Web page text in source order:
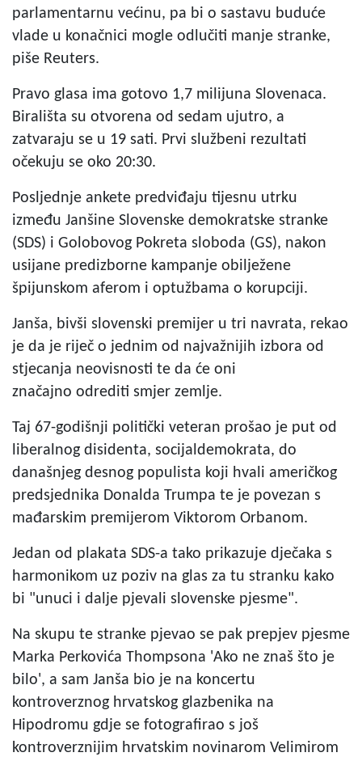
parlamentarnu većinu, pa bi o sastavu buduće
vlade u konačnici mogle odlučiti manje stranke,
piše Reuters.
Pravo glasa ima gotovo 1,7 milijuna Slovenaca.
Birališta su otvorena od sedam ujutro, a
zatvaraju se u 19 sati. Prvi službeni rezultati
očekuju se oko 20:30.
Posljednje ankete predviđaju tijesnu utrku
između Janšine Slovenske demokratske stranke
(SDS) i Golobovog Pokreta sloboda (GS), nakon
usijane predizborne kampanje obilježene
špijunskom aferom i optužbama o korupciji.
Janša, bivši slovenski premijer u tri navrata, rekao
je da je riječ o jednim od najvažnijih izbora od
stjecanja neovisnosti te da će oni
značajno odrediti smjer zemlje.
Taj 67-godišnji politički veteran prošao je put od
liberalnog disidenta, socijaldemokrata, do
današnjeg desnog populista koji hvali američkog
predsjednika Donalda Trumpa te je povezan s
mađarskim premijerom Viktorom Orbanom.
Jedan od plakata SDS-a tako prikazuje dječaka s
harmonikom uz poziv na glas za tu stranku kako
bi "unuci i dalje pjevali slovenske pjesme".
Na skupu te stranke pjevao se pak prepjev pjesme
Marka Perkovića Thompsona 'Ako ne znaš što je
bilo', a sam Janša bio je na koncertu
kontroverznog hrvatskog glazbenika na
Hipodromu gdje se fotografirao s još
kontroverznijim hrvatskim novinarom Velimirom